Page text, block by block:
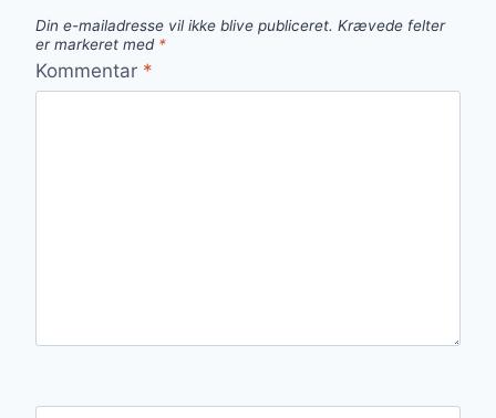
Din e-mailadresse vil ikke blive publiceret. Krævede felter
er markeret med *
Kommentar *